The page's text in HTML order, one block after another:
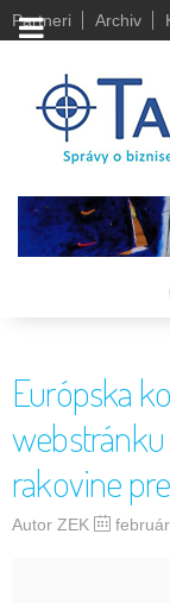
Partneri Archiv
Európska
rakovine
Autor ZEK